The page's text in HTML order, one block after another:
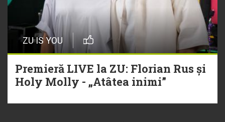
ZU IS YOU
Premieră LIVE la ZU: Florian Rus și
Holy Molly - „Atâtea inimi”